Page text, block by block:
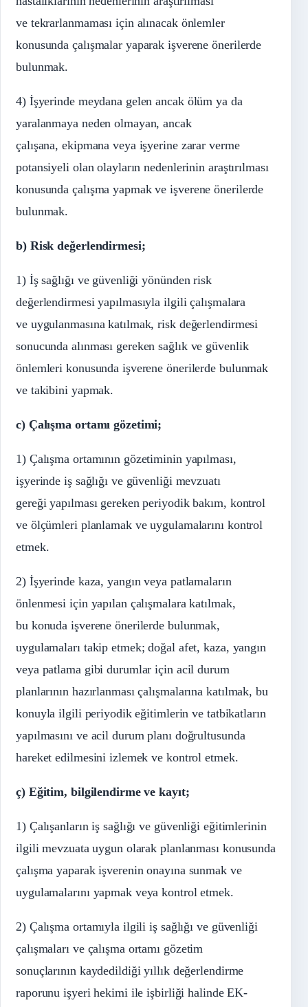
ve tekrarlanmaması için alınacak önlemler
konusunda çalışmalar yaparak işverene önerilerde
bulunmak.
4) İşyerinde meydana gelen ancak ölüm ya da
yaralanmaya neden olmayan, ancak
çalışana, ekipmana veya işyerine zarar verme
potansiyeli olan olayların nedenlerinin araştırılması
konusunda çalışma yapmak ve işverene önerilerde
bulunmak.
b) Risk değerlendirmesi;
1) İş sağlığı ve güvenliği yönünden risk
değerlendirmesi yapılmasıyla ilgili çalışmalara
ve uygulanmasına katılmak, risk değerlendirmesi
sonucunda alınması gereken sağlık ve güvenlik
önlemleri konusunda işverene önerilerde bulunmak
ve takibini yapmak.
c) Çalışma ortamı gözetimi;
1) Çalışma ortamının gözetiminin yapılması,
işyerinde iş sağlığı ve güvenliği mevzuatı
gereği yapılması gereken periyodik bakım, kontrol
ve ölçümleri planlamak ve uygulamalarını kontrol
etmek.
2) İşyerinde kaza, yangın veya patlamaların
önlenmesi için yapılan çalışmalara katılmak,
bu konuda işverene önerilerde bulunmak,
uygulamaları takip etmek; doğal afet, kaza, yangın
veya patlama gibi durumlar için acil durum
planlarının hazırlanması çalışmalarına katılmak, bu
konuyla ilgili periyodik eğitimlerin ve tatbikatların
yapılmasını ve acil durum planı doğrultusunda
hareket edilmesini izlemek ve kontrol etmek.
ç) Eğitim, bilgilendirme ve kayıt;
1) Çalışanların iş sağlığı ve güvenliği eğitimlerinin
ilgili mevzuata uygun olarak planlanması konusunda
çalışma yaparak işverenin onayına sunmak ve
uygulamalarını yapmak veya kontrol etmek.
2) Çalışma ortamıyla ilgili iş sağlığı ve güvenliği
çalışmaları ve çalışma ortamı gözetim
sonuçlarının kaydedildiği yıllık değerlendirme
raporunu işyeri hekimi ile işbirliği halinde EK-